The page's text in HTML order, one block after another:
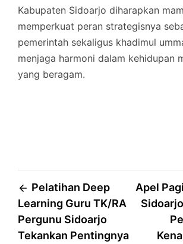
Kabupaten Sidoarjo diharapkan
memperkuat peran strategisnya
pemerintah sekaligus khadimul
menjaga harmoni dalam kehidupan
yang beragam.
Post
navigation
Pelatihan Deep
Learning Guru TK/RA
Pergunu Sidoarjo
Tekankan Pentingnya
Apel